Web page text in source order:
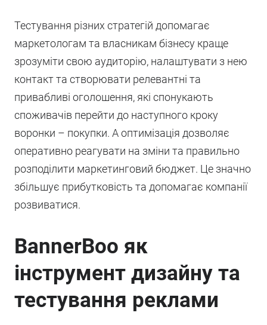
Тестування різних стратегій допомагає
маркетологам та власникам бізнесу краще
зрозуміти свою аудиторію, налаштувати з нею
контакт та створювати релевантні та
привабливі оголошення, які спонукають
споживачів перейти до наступного кроку
воронки – покупки. А оптимізація дозволяє
оперативно реагувати на зміни та правильно
розподілити маркетинговий бюджет. Це значно
збільшує прибутковість та допомагає компанії
розвиватися.
BannerBoo як
інструмент дизайну та
тестування реклами